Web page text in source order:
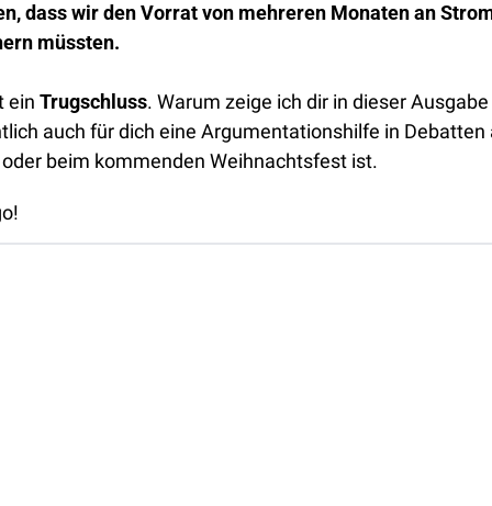
dass wir den Vorrat von mehreren Monaten an
müssten.
ein Trugschluss. Warum zeige ich dir in dieser
auch für dich eine Argumentationshilfe in Debatten
beim kommenden Weihnachtsfest ist.